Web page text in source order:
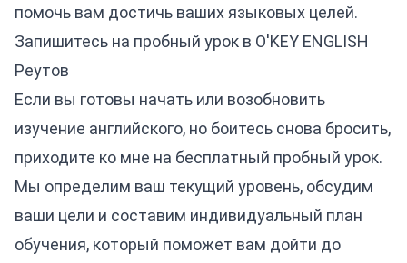
помочь вам достичь ваших языковых целей.
Запишитесь на пробный урок в O'KEY ENGLISH
Реутов
Если вы готовы начать или возобновить
изучение английского, но боитесь снова бросить,
приходите ко мне на бесплатный пробный урок.
Мы определим ваш текущий уровень, обсудим
ваши цели и составим индивидуальный план
обучения, который поможет вам дойти до